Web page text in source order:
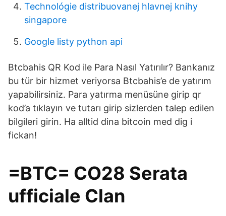
Technológie distribuovanej hlavnej knihy
singapore
Google listy python api
Btcbahis QR Kod ile Para Nasıl Yatırılır? Bankanız
bu tür bir hizmet veriyorsa Btcbahis’e de yatırım
yapabilirsiniz. Para yatırma menüsüne girip qr
kod’a tıklayın ve tutarı girip sizlerden talep edilen
bilgileri girin. Ha alltid dina bitcoin med dig i
fickan!
=BTC= CO28 Serata
ufficiale Clan